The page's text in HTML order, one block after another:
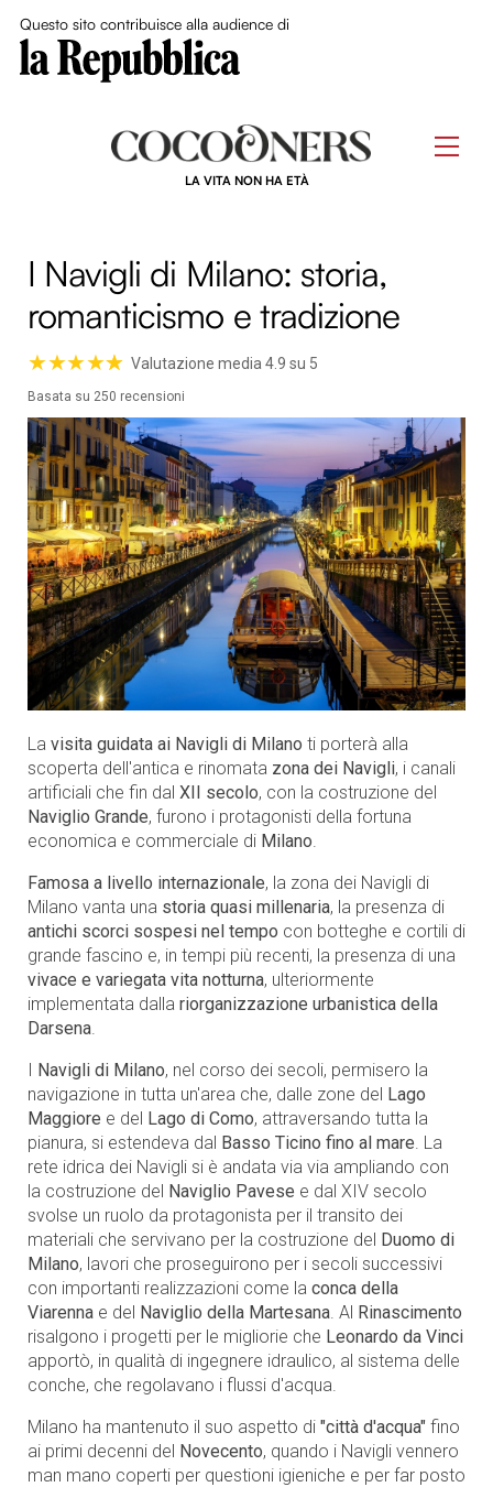
Questo sito contribuisce alla audience di
LA VITA NON HA ETÀ
I Navigli di Milano: storia,
romanticismo e tradizione
★★★★☆
★ Valutazione media 4.9 su 5
Basata su 250 recensioni
La visita guidata ai Navigli di Milano ti porterà alla
scoperta dell'antica e rinomata zona dei Navigli, i canali
artificiali che fin dal XII secolo, con la costruzione del
Naviglio Grande, furono i protagonisti della fortuna
economica e commerciale di Milano
Famosa a livello internazionale, la zona dei Navigli di
Milano vanta una storia quasi millenaria, la presenza di
antichi scorci sospesi nel tempo con botteghe e cortili di
grande fascino e, in tempi più recenti, la presenza di una
vivace e variegata vita notturna, ulteriormente
implementata dalla riorganizzazione urbanistica della
Darsena
I Navigli di Milano, nel corso dei secoli, permisero la
navigazione in tutta un'area che, dalle zone del Lago
Maggiore e del Lago di Como, attraversando tutta la
pianura, si estendeva dal Basso Ticino fino al mare . L a
rete idrica dei Navigli si è andata via via ampliando con
la costruzione del Naviglio Pavese e dal XIV secolo
svolse un ruolo da protagonista per il transito dei
materiali che servivano per la costruzione del Duomo di
Milano, lavori che proseguirono per i secoli successivi
con importanti realizzazioni come la conca della
Viarenna e del Naviglio della Martesana . Al Rinascimento
risalgono i progetti per le migliorie che Leonardo da Vinci
apportò, in qualità di ingegnere idraulico, al sistema delle
conche, che regolavano i flussi d'acqua.
Milano ha mantenuto il suo aspetto di "città d'acqua" fino
ai primi decenni del Novecento, quando i Navigli vennero
man mano coperti per questioni igieniche e per far posto